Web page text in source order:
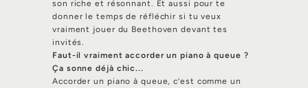
son riche et résonnant. Et aussi pour te
donner le temps de réfléchir si tu veux
vraiment jouer du Beethoven devant tes
invités.
Faut-il vraiment accorder un piano à queue ?
Ça sonne déjà chic...
Accorder un piano à queue, c’est comme un